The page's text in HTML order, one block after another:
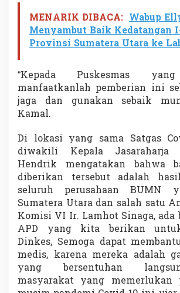
MENARIK DIBACA: Wabup
Menyambut Baik Kedatangan
Provinsi Sumatera Utara ke
“Kepada Puskesmas
manfaatkanlah pemberian ini
jaga dan gunakan sebaik
Kamal.
Di lokasi yang sama Satgas
diwakili Kepala Jasaraharja
Hendrik mengatakan bahwa
diberikan tersebut adalah
seluruh perusahaan BUMN
Sumatera Utara dan salah satu
Komisi VI Ir. Lamhot Sinaga, ada
APD yang kita berikan
Dinkes, Semoga dapat
medis, karena mereka adalah
yang bersentuhan
masyarakat yang memerlukan